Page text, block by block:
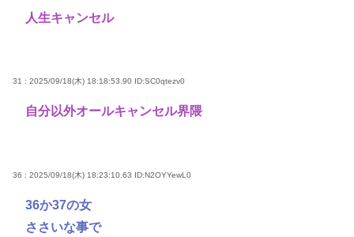
人生キャンセル
31 : 2025/09/18(木) 18:18:53.90 ID:SC0qtezv0
自分以外オールキャンセル界隈
36 : 2025/09/18(木) 18:23:10.63 ID:N2OYYewL0
36か37の女
ささいな事で